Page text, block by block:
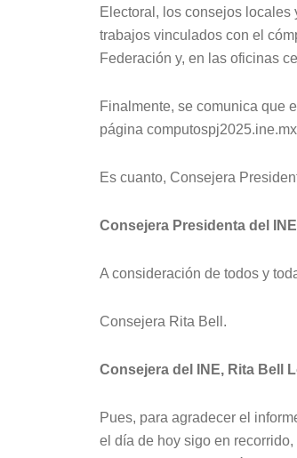
Electoral, los consejos
trabajos vinculados con el
Federación y, en las oficinas
Finalmente, se comunica que
página
Es cuanto, Consejera
Consejera Presidenta del
A consideración de todos y
Consejera Rita Bell.
Consejera del INE, Rita Bell
Pues, para agradecer el
el día de hoy sigo en